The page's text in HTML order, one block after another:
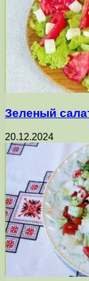
Зеленый
20.12.2024